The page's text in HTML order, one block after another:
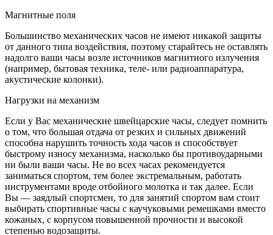
Магнитные поля
Большинство механических часов не имеют никакой защиты
от данного типа воздействия, поэтому старайтесь не оставлять
надолго ваши часы возле источников магнитного излучения
(например, бытовая техника, теле- или радиоаппаратура,
акустические колонки).
Нагрузки на механизм
Если у Вас механические швейцарские часы, следует помнить
о том, что большая отдача от резких и сильных движений
способна нарушить точность хода часов и способствует
быстрому износу механизма, насколько бы противоударными
ни были ваши часы. Не во всех часах рекомендуется
заниматься спортом, тем более экстремальным, работать
инструментами вроде отбойного молотка и так далее. Если
Вы — заядлый спортсмен, то для занятий спортом вам стоит
выбирать спортивные часы с каучуковыми ремешками вместо
кожаных, с корпусом повышенной прочности и высокой
степенью водозащиты.